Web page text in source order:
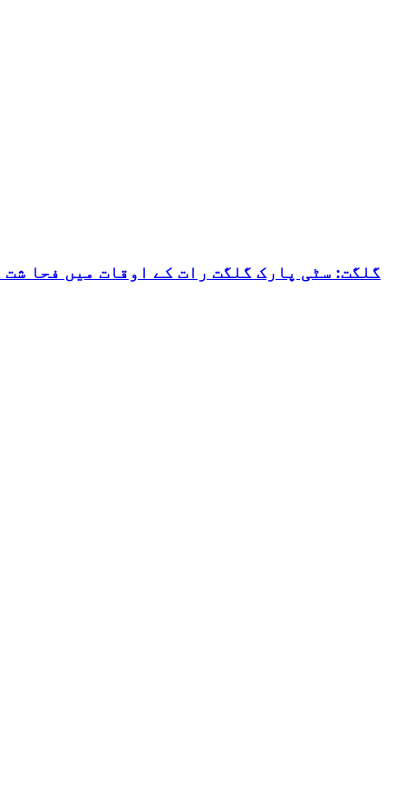
گلگت: سٹی پارک گلگت رات کے اوقات میں فحا